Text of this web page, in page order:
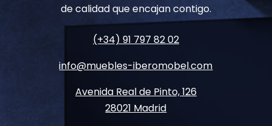
de calidad que encajan contigo.
(+34) 91 797 82 02
info@muebles-iberomobel.com
Avenida Real de Pinto, 126
28021 Madrid